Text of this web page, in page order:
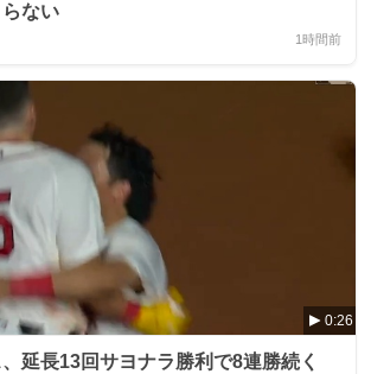
ない
1時間前
0:26
、延長13回サヨナラ勝利で8連勝続く